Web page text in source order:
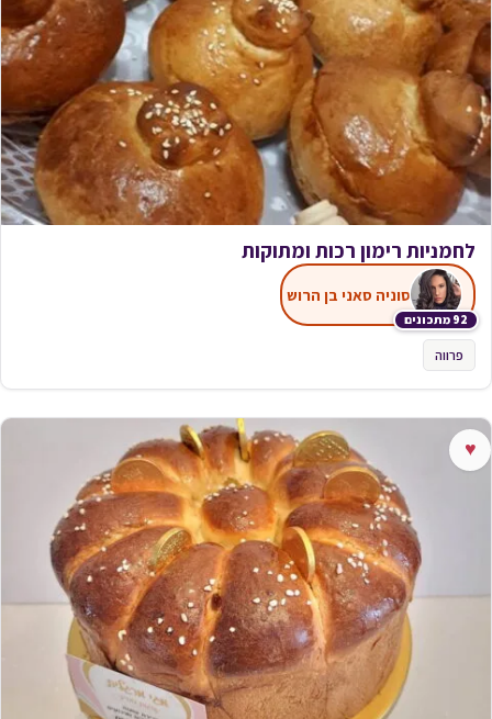
לחמניות רימון רכות ומתוקות
92 מתכונים
סוניה סאני בן הרוש
פרווה
♥